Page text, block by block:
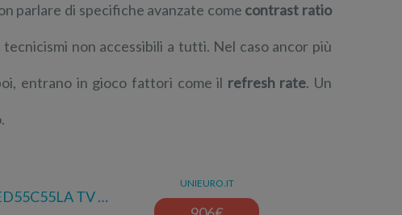
parlare di specifiche avanzate come contrast ratio
non accessibili a tutti. Nel caso ancor più
entrano in gioco fattori come il refresh rate. Un
TV …
UNIEURO.IT